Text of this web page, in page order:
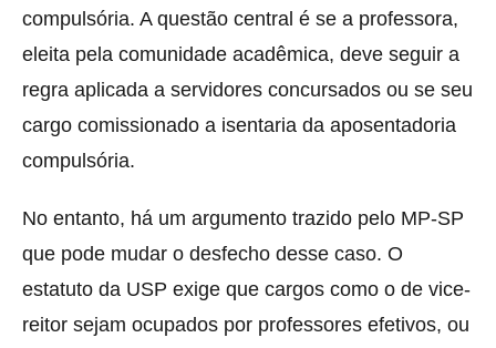
compulsória. A questão central é se a professora,
eleita pela comunidade acadêmica, deve seguir a
regra aplicada a servidores concursados ou se seu
cargo comissionado a isentaria da aposentadoria
compulsória.
No entanto, há um argumento trazido pelo MP-SP
que pode mudar o desfecho desse caso. O
estatuto da USP exige que cargos como o de vice-
reitor sejam ocupados por professores efetivos, ou